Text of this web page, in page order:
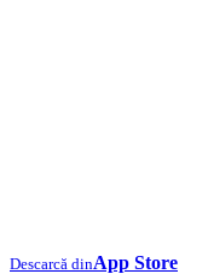
Descarcă dinApp Store